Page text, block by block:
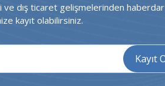
ve dış ticaret gelişmelerinden haberdar
kayıt olabilirsiniz.